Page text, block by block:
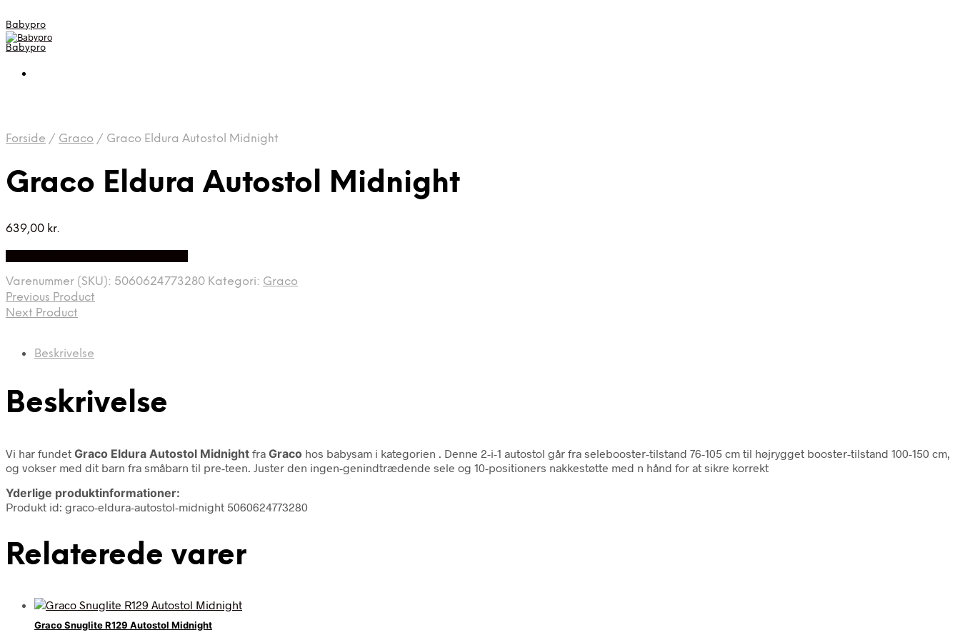
Babypro
Babypro
Forside / Graco / Graco Eldura Autostol Midnight
Graco Eldura Autostol Midnight
639,00 kr.
Varenummer (SKU): 5060624773280 Kategori: Graco
Previous Product
Next Product
Beskrivelse
Beskrivelse
Vi har fundet Graco Eldura Autostol Midnight fra Graco hos babysam i kategorien
. Denne 2-i-1 autostol går fra selebooster-tilstand 76-105 cm til højrygget booster-tilstand 100-150 cm,
og vokser med dit barn fra småbarn til pre-teen. Juster den ingen-genindtrædende sele og 10-positioners nakkestøtte med n hånd for at sikre korrekt
Yderlige produktinformationer:
Produkt id: graco-eldura-autostol-midnight 5060624773280
Relaterede varer
Graco Snuglite R129 Autostol Midnight